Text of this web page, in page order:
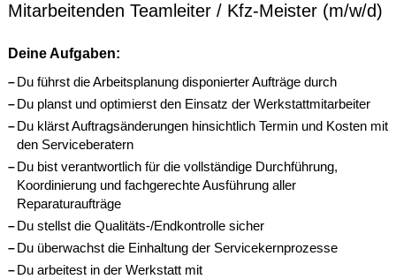
Mitarbeitenden Teamleiter / Kfz-Meister (m/w/d)
Deine Aufgaben:
Du führst die Arbeitsplanung disponierter Aufträge durch
Du planst und optimierst den Einsatz der Werkstattmitarbeiter
Du klärst Auftragsänderungen hinsichtlich Termin und Kosten mit
den Serviceberatern
Du bist verantwortlich für die vollständige Durchführung,
Koordinierung und fachgerechte Ausführung aller
Reparaturaufträge
Du stellst die Qualitäts-/Endkontrolle sicher
Du überwachst die Einhaltung der Servicekernprozesse
Du arbeitest in der Werkstatt mit